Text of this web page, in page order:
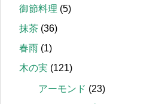
御節料理 (5)
抹茶 (36)
春雨 (1)
木の実 (121)
アーモンド (23)